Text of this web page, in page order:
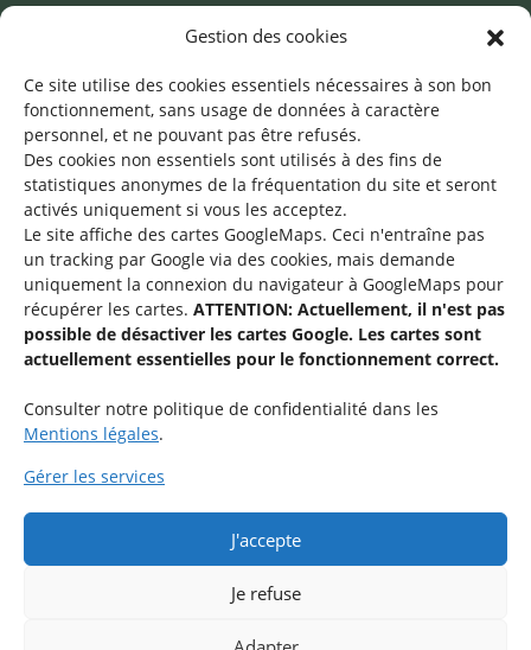
Gestion des cookies
Ce site utilise des cookies essentiels nécessaires à son bon
fonctionnement, sans usage de données à caractère
personnel, et ne pouvant pas être refusés.
Des cookies non essentiels sont utilisés à des fins de
statistiques anonymes de la fréquentation du site et seront
activés uniquement si vous les acceptez.
Le site affiche des cartes GoogleMaps. Ceci n'entraîne pas
un tracking par Google via des cookies, mais demande
uniquement la connexion du navigateur à GoogleMaps pour
récupérer les cartes. ATTENTION: Actuellement, il n'est pas
possible de désactiver les cartes Google. Les cartes sont
actuellement essentielles pour le fonctionnement correct.
Consulter notre politique de confidentialité dans les
Mentions légales.
Gérer les services
J'accepte
Je refuse
Mentions légales
Une offre du
Service national de la jeunesse
48-50 rue Charles Martel
Rejoignez le groupe « Aide-Animateur / Animateur / Aide-